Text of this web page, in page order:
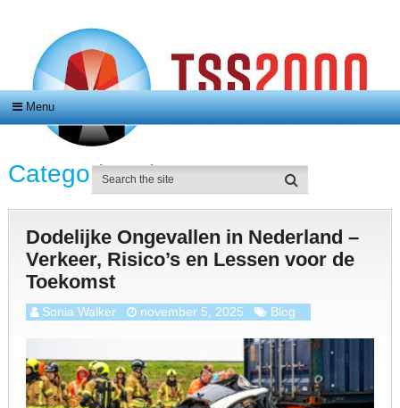
Menu
Categorie:Blog
Dodelijke Ongevallen in Nederland –
Verkeer, Risico’s en Lessen voor de
Toekomst
Sonia Walker november 5, 2025 Blog